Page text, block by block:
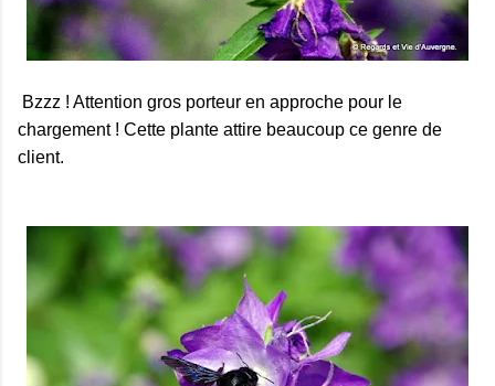
Bzzz ! Attention gros porteur en approche pour le
chargement ! Cette plante attire beaucoup ce genre de
client.